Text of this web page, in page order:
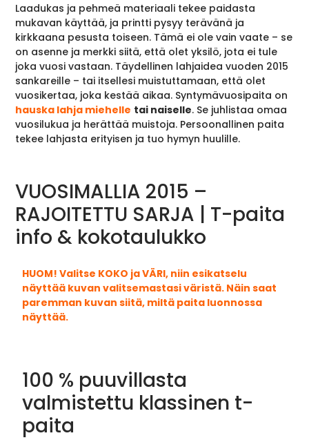
Laadukas ja pehmeä materiaali tekee paidasta
mukavan käyttää, ja printti pysyy terävänä ja
kirkkaana pesusta toiseen. Tämä ei ole vain vaate – se
on asenne ja merkki siitä, että olet yksilö, jota ei tule
joka vuosi vastaan. Täydellinen lahjaidea vuoden 2015
sankareille – tai itsellesi muistuttamaan, että olet
vuosikertaa, joka kestää aikaa. Syntymävuosipaita on
hauska lahja miehelle tai naiselle. Se juhlistaa omaa
vuosilukua ja herättää muistoja. Persoonallinen paita
tekee lahjasta erityisen ja tuo hymyn huulille.
VUOSIMALLIA 2015 –
RAJOITETTU SARJA | T-paita
info & kokotaulukko
HUOM! Valitse KOKO ja VÄRI, niin esikatselu
näyttää kuvan valitsemastasi väristä. Näin saat
paremman kuvan siitä, miltä paita luonnossa
näyttää.
100 % puuvillasta
valmistettu klassinen t-
paita